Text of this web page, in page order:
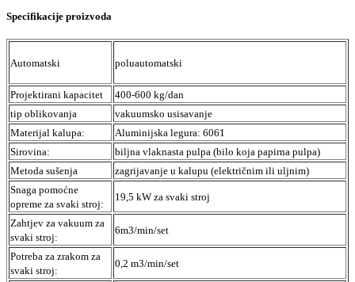
Specifikacije proizvoda
Automatski poluautomatski
Projektirani kapacitet
400-600 kg/dan
tip oblikovanja
vakuumsko usisavanje
Materijal kalupa:
Aluminijska legura: 6061
Sirovina:
biljna vlaknasta pulpa (bilo koja papirna pulpa)
Metoda sušenja
zagrijavanje u kalupu (električnim ili uljnim)
Snaga pomoćne
opreme za svaki stroj:
19,5 kW za svaki stroj
Zahtjev za vakuum za
svaki stroj:
6m3/min/set
Potreba za zrakom za
svaki stroj:
0,2 m3/min/set